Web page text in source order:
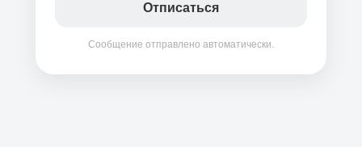
Отписаться
Сообщение отправлено автоматически.